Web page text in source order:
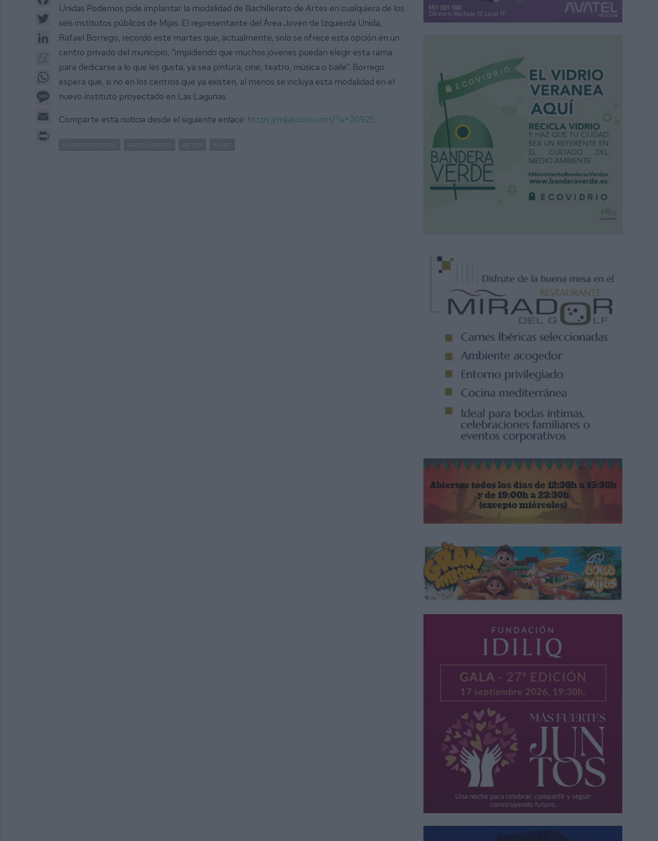
Twitter
LinkedIn
Meneame
WhatsApp
Message
Unidas Podemos pide implantar la modalidad de Bachillerato de Artes en cualquiera de los
seis institutos públicos de Mijas. El representante del Área Joven de Izquierda Unida,
Rafael Borrego, recordó este martes que, actualmente, solo se ofrece esta opción en un
centro privado del municipio, “impidiendo que muchos jóvenes puedan elegir esta rama
para dedicarse a lo que les gusta, ya sea pintura, cine, teatro, música o baile”. Borrego
espera que, si no en los centros que ya existen, al menos se incluya esta modalidad en el
nuevo instituto proyectado en Las Lagunas.
Comparte esta noticia desde el siguiente enlace: https://mijascom.com/?a=20925